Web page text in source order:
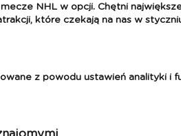
NHL w opcji. Chętni
które czekają na nas w
Philadelphia 76’ers - San
z powodu ustawień analityki i